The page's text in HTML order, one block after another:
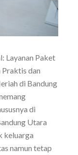
Layanan Paket
dan
di Bandung
di
Utara
keluarga
namun tetap